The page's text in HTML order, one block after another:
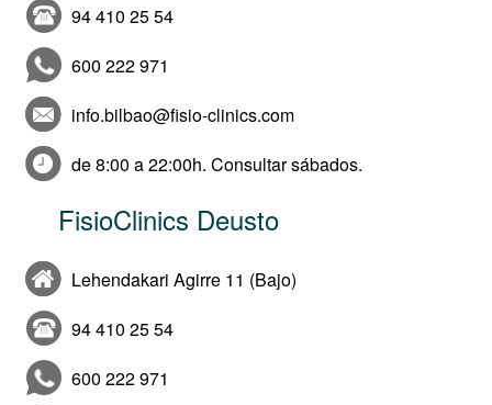
94 410 25 54
600 222 971
info.bilbao@fisio-clinics.com
de 8:00 a 22:00h. Consultar sábados.
FisioClinics Deusto
Lehendakari Agirre 11 (Bajo)
94 410 25 54
600 222 971